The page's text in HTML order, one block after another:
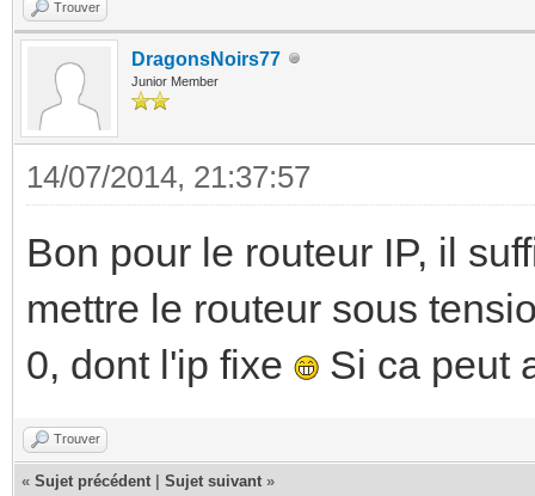
Trouver
DragonsNoirs77
Junior Member
14/07/2014, 21:37:57
Bon pour le routeur IP, il
mettre le routeur sous
0, dont l'ip fixe
Si ca peut
Trouver
« Sujet précédent Sujet suivant »